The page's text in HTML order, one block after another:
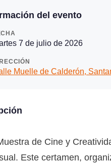
del evento
7 de julio de 2026
Muelle de Calderón,
de Cine y
Este certamen,